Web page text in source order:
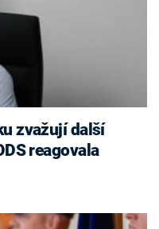
reagovala